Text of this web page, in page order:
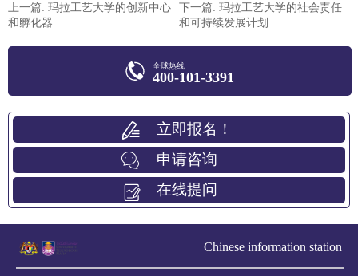
上一篇: 玛拉工艺大学的创新中心
和孵化器
下一篇: 玛拉工艺大学的社会责任
和可持续发展计划
全球热线
400-101-3391
立即报名！
申请咨询
在线提问
Chinese information station